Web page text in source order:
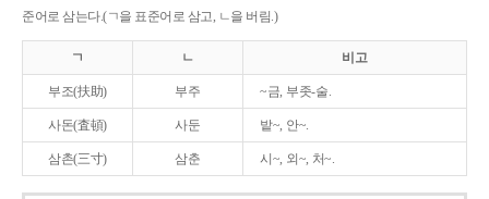
준어로 삼는다.(ㄱ을 표준어로 삼고, ㄴ을 버림.)
ㄱ ㄴ 비고
부조(扶助) 부주 ~금, 부좃-술.
사돈(査頓) 사둔 밭~, 안~.
삼촌(三寸) 삼춘 시~, 외~, 처~.